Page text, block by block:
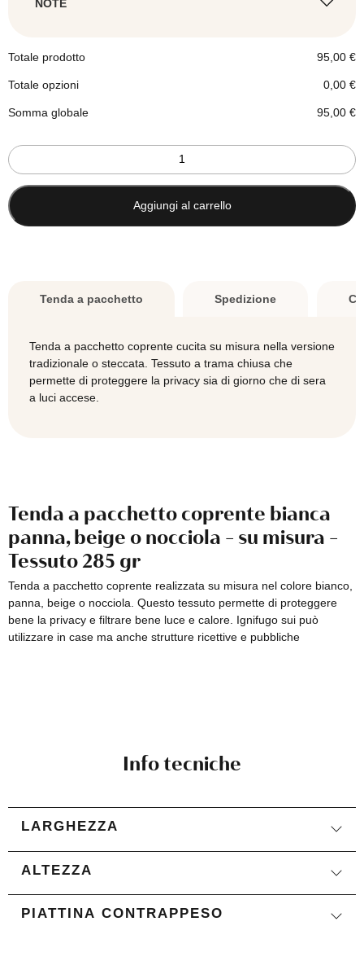
NOTE
Totale prodotto 95,00€
Totale opzioni 0,00€
Somma globale 95,00€
Tenda
a
pacchetto
COPRENTE
bianca
misura
TREVIRA
Aggiungi al carrello
Tenda a pacchetto Spedizione
Tenda a pacchetto coprente cucita su misura nella versione
tradizionale o steccata. Tessuto a trama chiusa che
permette di proteggere la privacy sia di giorno che di sera
a luci accese.
Tenda a pacchetto coprente bianca
panna, beige o nocciola - su misura -
Tessuto 285 gr
Tenda a pacchetto coprente realizzata su misura nel colore bianco,
panna, beige o nocciola. Questo tessuto permette di proteggere
bene la privacy e filtrare bene luce e calore. Ignifugo sui può
utilizzare in case ma anche strutture ricettive e pubbliche
Info tecniche
LARGHEZZA
ALTEZZA
PIATTINA CONTRAPPESO